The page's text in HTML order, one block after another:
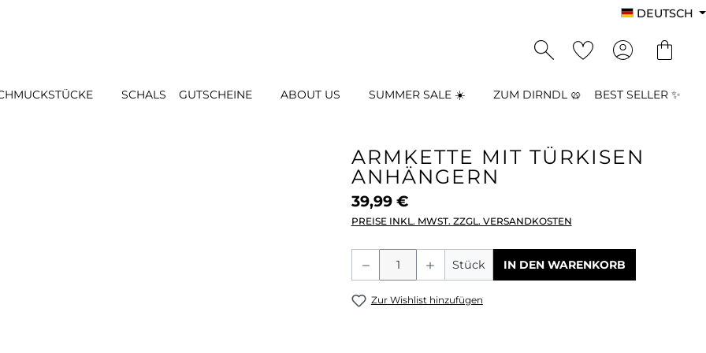
DEUTSCH
SCHALS GUTSCHEINE ABOUT US SUMMER SALE ☀️ ZUM DIRNDL 🥨 BEST SELLER ✨
ARMKETTE MIT TÜRKISEN
ANHÄNGERN
39,99 €
PREISE INKL. MWST. ZZGL. VERSANDKOSTEN
Produkt Anzahl: Gib den
Stück IN DEN WARENKORB
Zur Wishlist hinzufügen